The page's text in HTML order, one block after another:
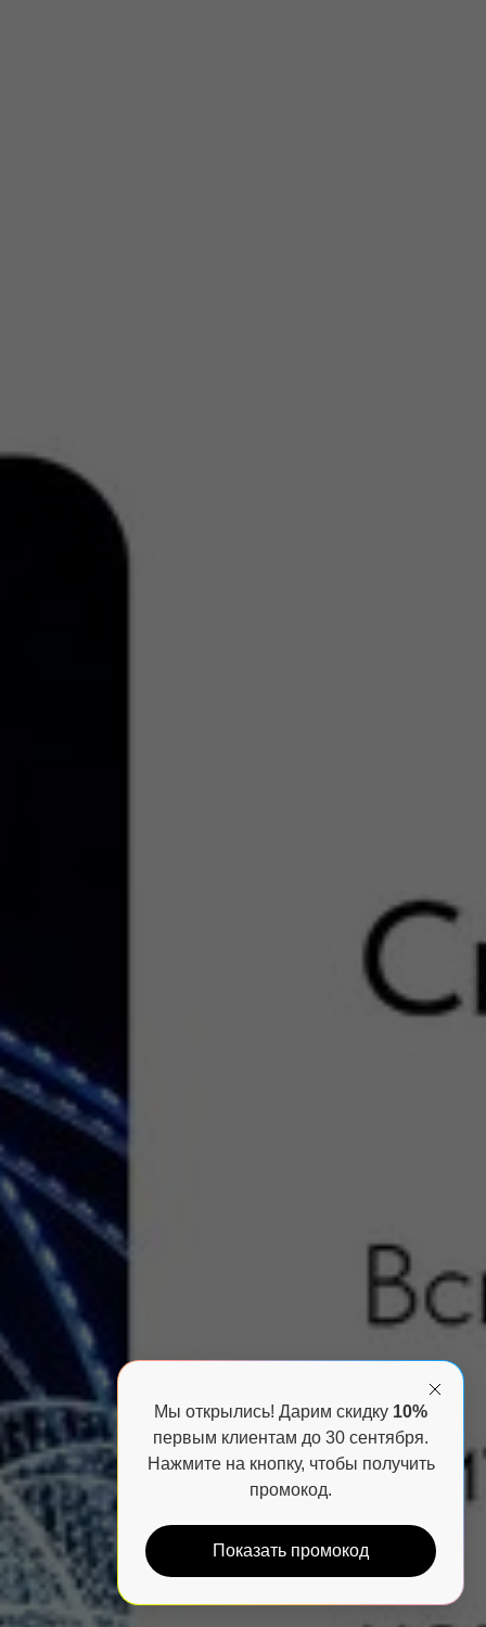
Мы открылись! Дарим скидку 10%
первым клиентам до 30 сентября.
Нажмите на кнопку, чтобы получить
промокод.
Показать промокод